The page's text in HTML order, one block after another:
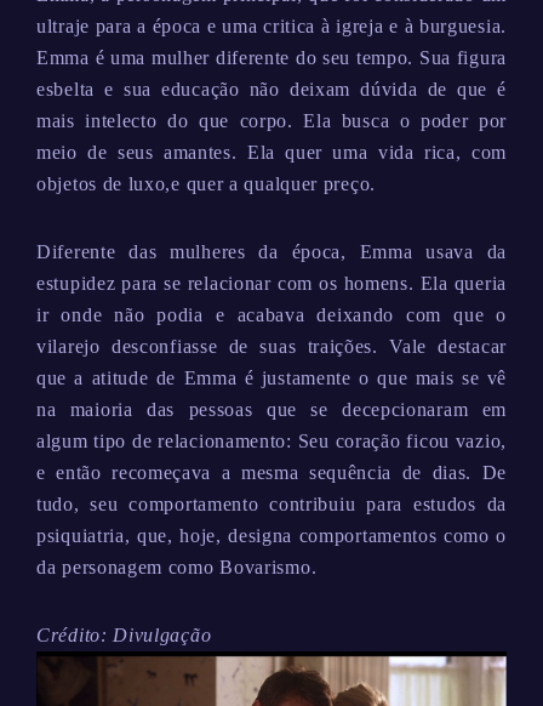
ultraje para a época e uma critica à igreja e à burguesia.
Emma é uma mulher diferente do seu tempo. Sua figura
esbelta e sua educação não deixam dúvida de que é
mais intelecto do que corpo. Ela busca o poder por
meio de seus amantes. Ela quer uma vida rica, com
objetos de luxo,e quer a qualquer preço.
Diferente das mulheres da época, Emma usava da
estupidez para se relacionar com os homens. Ela queria
ir onde não podia e acabava deixando com que o
vilarejo desconfiasse de suas traições. Vale destacar
que a atitude de Emma é justamente o que mais se vê
na maioria das pessoas que se decepcionaram em
algum tipo de relacionamento: Seu coração ficou vazio,
e então recomeçava a mesma sequência de dias. De
tudo, seu comportamento contribuiu para estudos da
psiquiatria, que, hoje, designa comportamentos como o
da personagem como Bovarismo.
Crédito: Divulgação